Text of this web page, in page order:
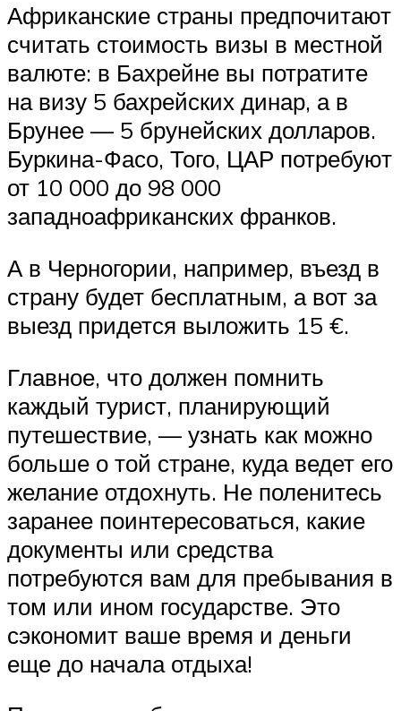
Африканские страны предпочитают
считать стоимость визы в местной
валюте: в Бахрейне вы потратите
на визу 5 бахрейских динар, а в
Брунее — 5 брунейских долларов.
Буркина-Фасо, Того, ЦАР потребуют
от 10 000 до 98 000
западноафриканских франков.
А в Черногории, например, въезд в
страну будет бесплатным, а вот за
выезд придется выложить 15 €.
Главное, что должен помнить
каждый турист, планирующий
путешествие, — узнать как можно
больше о той стране, куда ведет его
желание отдохнуть. Не поленитесь
заранее поинтересоваться, какие
документы или средства
потребуются вам для пребывания в
том или ином государстве. Это
сэкономит ваше время и деньги
еще до начала отдыха!